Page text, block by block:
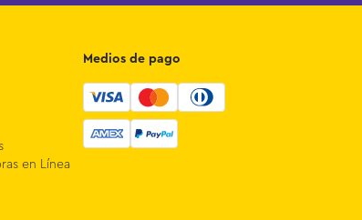
en Línea
Medios de pago